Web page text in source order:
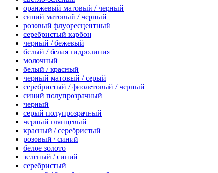
оранжевый матовый / черный
синий матовый / черный
розовый флуоресцентный
серебристый карбон
черный / бежевый
белый / белая гидролиния
молочный
белый / красный
черный матовый / серый
серебристый / фиолетовый / черный
синий полупрозрачный
черный
серый полупрозрачный
черный глянцевый
красный / серебристый
розовый / синий
белое золото
зеленый / синий
серебристый